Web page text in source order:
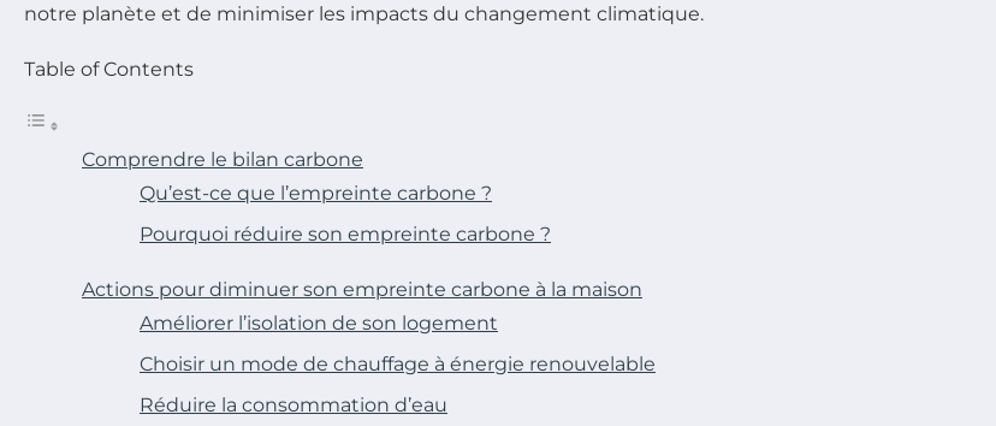
notre planète et de minimiser les impacts du changement climatique.
Table of Contents
Comprendre le bilan carbone
Qu’est-ce que l’empreinte carbone ?
Pourquoi réduire son empreinte carbone ?
Actions pour diminuer son empreinte carbone à la maison
Améliorer l’isolation de son logement
Choisir un mode de chauffage à énergie renouvelable
Réduire la consommation d’eau